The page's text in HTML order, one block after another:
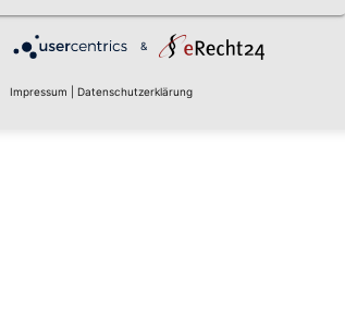
&
Impressum Datenschutzerklärung